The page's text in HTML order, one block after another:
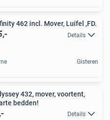
462 incl. Mover, Luifel ,FD.
Details
Gisteren
432, mover, voortent,
bedden!
Details